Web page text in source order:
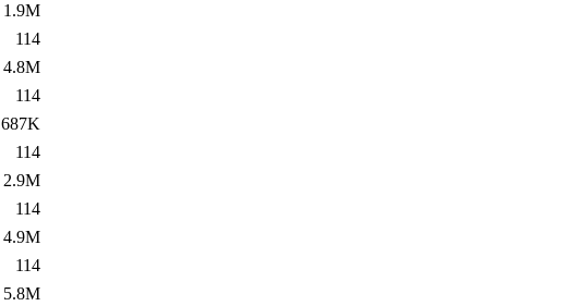
1.9M
114
4.8M
114
687K
114
2.9M
114
4.9M
114
5.8M